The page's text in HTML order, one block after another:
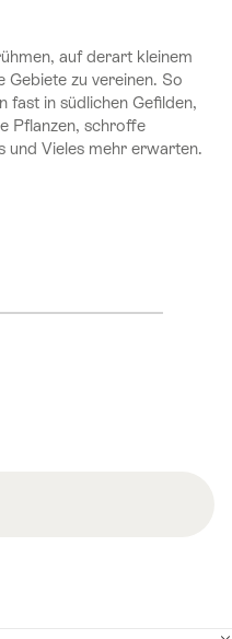
auf derart kleinem
Gebiete zu vereinen. So
fast in südlichen Gefilden,
Pflanzen, schroffe
und Vieles mehr erwarten.